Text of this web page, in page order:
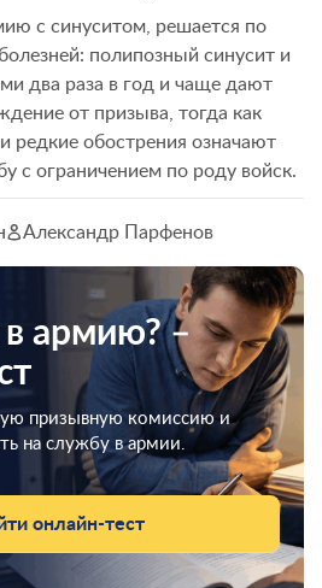
с синуситом, решается по
полипозный синусит и
два раза в год и чаще дают
от призыва, тогда как
редкие обострения означают
с ограничением по роду войск.
Александр Парфенов
в армию? –
призывную комиссию и
на службу в армии.
онлайн-тест